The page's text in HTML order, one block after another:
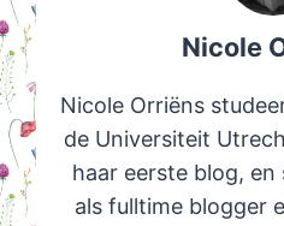
Nicole
Nicole Orriëns
de Universiteit
haar eerste blog,
als fulltime blogger